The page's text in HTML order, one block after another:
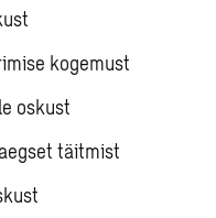
kogemust
oskust
täitmist